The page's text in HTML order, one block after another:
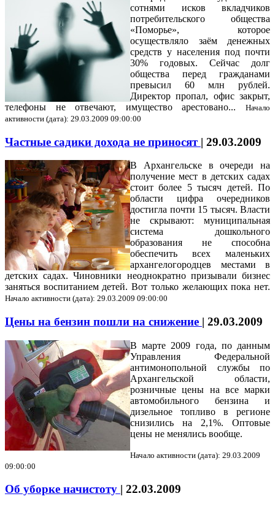
сотнями исков вкладчиков
потребительского общества
«Поморье», которое
осуществляло заём денежных
средств у населения под почти
30% годовых. Сейчас долг
общества перед гражданами
превысил 60 млн рублей.
Директор пропал, офис закрыт,
телефоны не отвечают, имущество арестовано... Начало
активности (дата): 29.03.2009 09:00:00
Частные садики дохода не приносят | 29.03.2009
В Архангельске в очереди на
получение мест в детских садах
стоит более 5 тысяч детей. По
области цифра очередников
достигла почти 15 тысяч. Власти
не скрывают: муниципальная
система дошкольного
образования не способна
обеспечить всех маленьких
архангелогородцев местами в
детских садах. Чиновники неоднократно призывали бизнес
заняться воспитанием детей. Вот только желающих пока нет.
Начало активности (дата): 29.03.2009 09:00:00
Цены на бензин пошли на снижение | 29.03.2009
В марте 2009 года, по данным
Управления Федеральной
антимонопольной службы по
Архангельской области,
розничные цены на все марки
автомобильного бензина и
дизельное топливо в регионе
снизились на 2,1%. Оптовые
цены не менялись вообще.
Начало активности (дата): 29.03.2009
09:00:00
Об уборке начистоту | 22.03.2009